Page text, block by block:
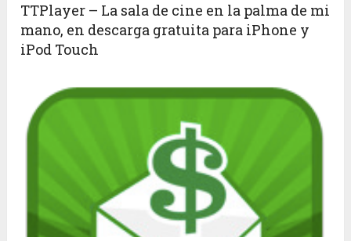
TTPlayer – La sala de cine en la palma de mi
mano, en descarga gratuita para iPhone y
iPod Touch